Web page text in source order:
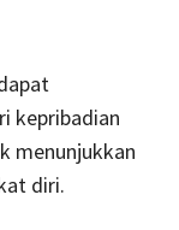
kepribadian
menunjukkan
diri.